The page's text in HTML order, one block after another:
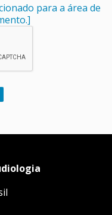
para a área de